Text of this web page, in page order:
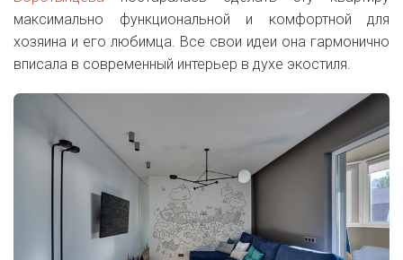
максимально функциональной и комфортной для
хозяина и его любимца. Все свои идеи она гармонично
вписала в современный интерьер в духе экостиля.